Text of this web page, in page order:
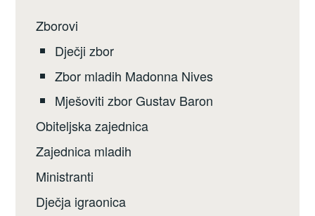
Zborovi
Dječji zbor
Zbor mladih Madonna Nives
Mješoviti zbor Gustav Baron
Obiteljska zajednica
Zajednica mladih
Ministranti
Dječja igraonica